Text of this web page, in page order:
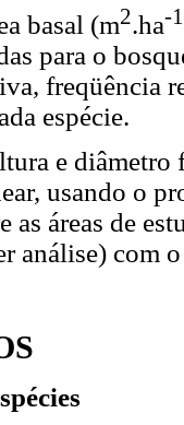
basal (m2.ha-1
para o
freqüência
espécie.
e
usando o
as áreas de
análise) com